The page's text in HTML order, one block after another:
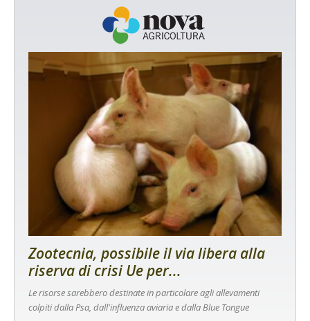
Zootecnia, possibile il via libera alla
riserva di crisi Ue per...
Le risorse sarebbero destinate in particolare agli allevamenti
colpiti dalla Psa, dall'influenza aviaria e dalla Blue Tongue